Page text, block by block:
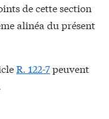
de cette section
alinéa du présent
R. 122-7peuvent